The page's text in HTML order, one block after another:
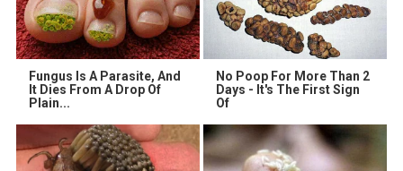
Fungus Is A Parasite, And
It Dies From A Drop Of
Plain...
No Poop For More Than 2
Days - It's The First Sign
Of